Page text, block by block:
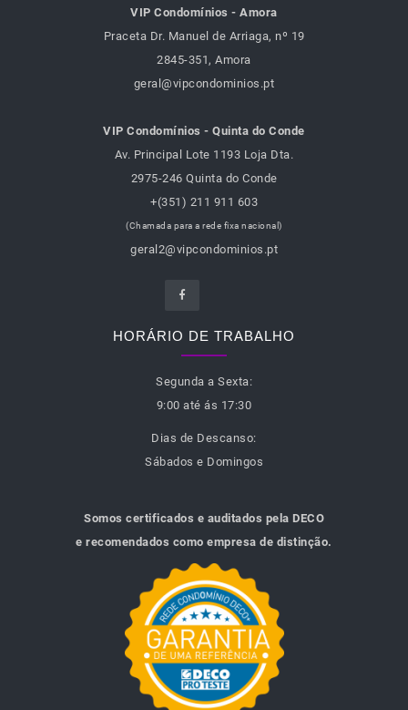
VIP Condomínios - Amora
Praceta Dr. Manuel de Arriaga, nº 19
2845-351, Amora
geral@vipcondominios.pt
VIP Condomínios - Quinta do Conde
Av. Principal Lote 1193 Loja Dta.
2975-246 Quinta do Conde
+(351) 211 911 603
(Chamada para a rede fixa nacional)
geral2@vipcondominios.pt
HORÁRIO DE TRABALHO
Segunda a Sexta:
9:00 até ás 17:30
Dias de Descanso:
Sábados e Domingos
Somos certificados e auditados pela DECO
e recomendados como empresa de distinção.